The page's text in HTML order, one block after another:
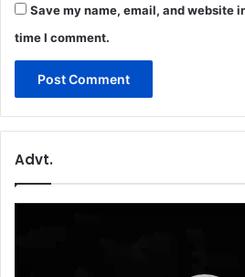
Save my name, email, and website
time I comment.
Advt.